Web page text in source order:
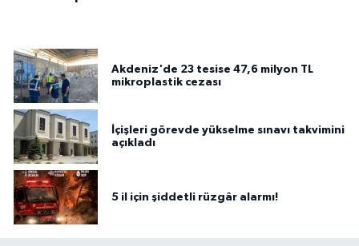
Akdeniz'de 23 tesise 47,6 milyon TL
mikroplastik cezası
İçişleri görevde yükselme sınavı takvimini
açıkladı
5 il için şiddetli rüzgâr alarmı!